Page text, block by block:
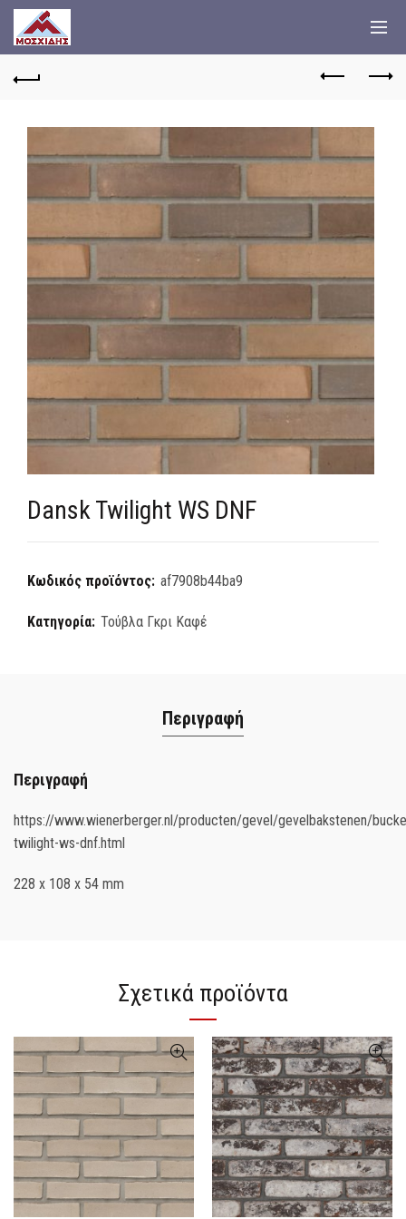
Dansk Twilight WS DNF
Κωδικός προϊόντος: af7908b44ba9
Κατηγορία: Τούβλα Γκρι Καφέ
Περιγραφή
Περιγραφή
https://www.wienerberger.nl/producten/gevel/gevelbakstenen/
twilight-ws-dnf.html
228 x 108 x 54 mm
Σχετικά προϊόντα